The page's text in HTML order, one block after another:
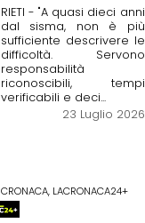
RIETI - "A quasi dieci anni
dal sisma, non è più
sufficiente descrivere le
difficoltà. Servono
responsabilità
riconoscibili, tempi
verificabili e deci...
23 Luglio 2026
CRONACA, LACRONACA24+